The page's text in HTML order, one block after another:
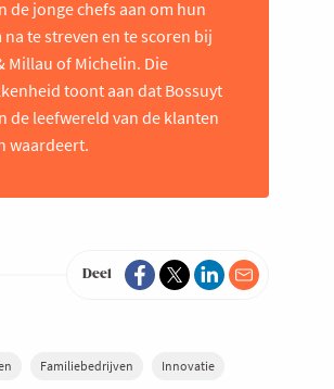
de jonge chefs aan om hun
te streven en te scoren bij
Millau of Michelin. Die
toont aan dat Bossuyt
de leefwereld van de klanten
waardeert.
Deel
Familiebedrijven Innovatie